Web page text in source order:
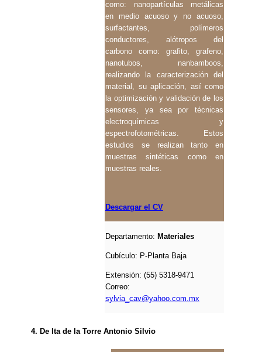
como: nanopartículas metálicas
en medio acuoso y no acuoso,
surfactantes, polímeros
conductores, alótropos del
carbono como: grafito, grafeno,
nanotubos, nanbamboos,
realizando la caracterización del
material, su aplicación, así como
la optimización y validación de los
sensores, ya sea por técnicas
electroquímicas y
espectrofotométricas. Estos
estudios se realizan tanto en
muestras sintéticas como en
muestras reales.
Descargar el CV
Departamento: Materiales
Cubículo: P-Planta Baja
Extensión: (55) 5318-9471
Correo:
sylvia_cav@yahoo.com.mx
4. De Ita de la Torre Antonio Silvio